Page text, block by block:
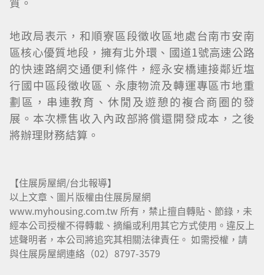
地政局表示，和順寮區段徵收區地處台南市安南
區核心優質地段，擁有北外環、國道1號高速公路
的快速路網交通便利條件，經永安橋連接鄰近塩
行國中區段徵收區、永康物流及轉運專區市地重
劃區，串連教育、休閒及遊憩的複合商圈的發
展。本次標售收入內政部將償還開發成本，之後
將辦理財務結算。
【住展房屋網/台北報導】
以上文章、圖片版權由住展房屋網
www.myhousing.com.tw 所有，禁止擅自轉貼、節錄，未
經本公司授權不得轉載、摘編或利用其它方式使用。違反上
述聲明者，本公司將追究其相關法律責任。 如需授權，請
與住展房屋網連絡（02）8797-3579